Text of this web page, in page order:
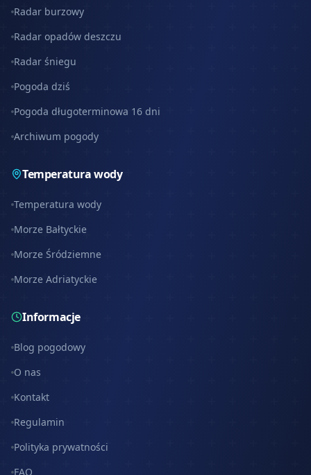
Radar burzowy
Radar opadów deszczu
Radar śniegu
Pogoda dziś
Pogoda długoterminowa 16 dni
Archiwum pogody
Temperatura wody
Temperatura wody
Morze Bałtyckie
Morze Śródziemne
Morze Adriatyckie
Informacje
Blog pogodowy
O nas
Kontakt
Regulamin
Polityka prywatności
FAQ